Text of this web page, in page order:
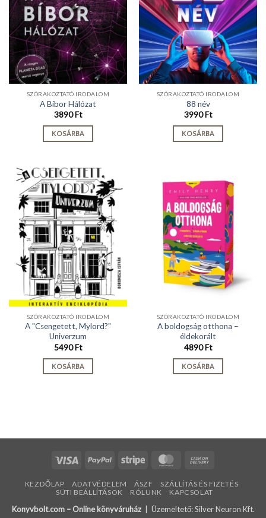
SZÓRAKOZTATÓ IRODALOM
A Bíbor Hálózat
3890Ft
KOSÁRBA
SZÓRAKOZTATÓ IRODALOM
88 név
3990Ft
KOSÁRBA
SZÓRAKOZTATÓ IRODALOM
A "Csengetett, Mylord?"
Univerzum
5490Ft
KOSÁRBA
SZÓRAKOZTATÓ IRODALOM
A boldogság otthona –
éldekorált
4890Ft
KOSÁRBA
Visa PayPal Stripe MasterCard
Delivery
KEZDŐLAP ADATVÉDELEM ÁSZF
SZÁLLÍTÁS ÉS FIZETÉS
SÜTI BEÁLLÍTÁSOK
RÓLUNK KAPCSOLAT
Konyvbolt.com – Online könyváruház| Üzemeltető: Silver Neuron Kft.